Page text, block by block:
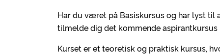
Har du været på Basiskursus og har lyst til
tilmelde dig det kommende aspirantkursus
Kurset er et teoretisk og praktisk kursus,